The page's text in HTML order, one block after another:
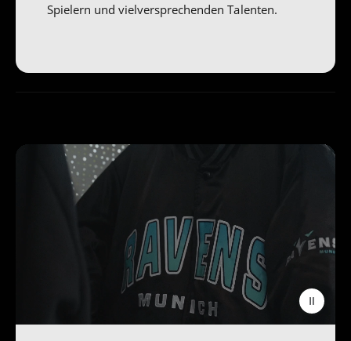
Spielern und vielversprechenden Talenten.
e